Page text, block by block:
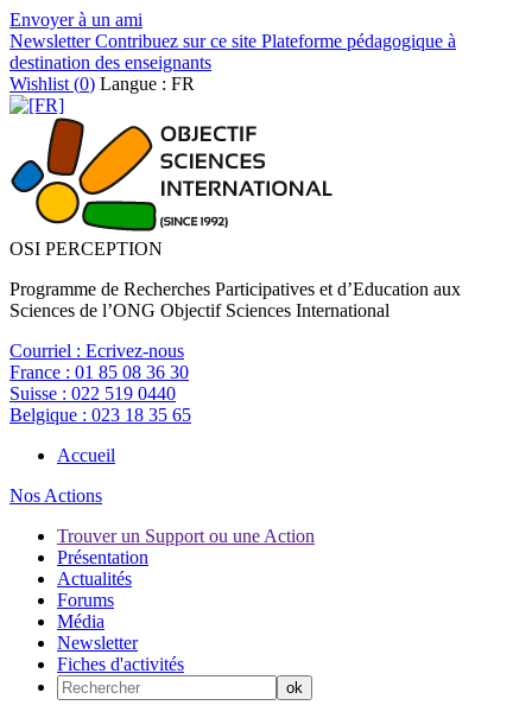
Envoyer à un ami
NewsletterContribuez sur ce site Plateforme pédagogique à
destination des enseignants
Wishlist (0) Langue : FR
OSI PERCEPTION
Programme de Recherches Participatives et d’Education aux
Sciences de l’ONG Objectif Sciences International
Courriel : Ecrivez-nous
France : 01 85 08 36 30
Suisse : 022 519 0440
Belgique : 023 18 35 65
Accueil
Nos Actions
Trouver un Support ou une Action
Présentation
Actualités
Forums
Média
Newsletter
Fiches d'activités